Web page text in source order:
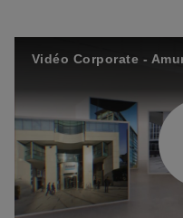
Vidéo Corporate -